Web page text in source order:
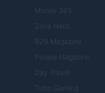
Money 365
Zona Nerd
B2B Magazine
People Magazine
Day Travel
Tutto Gaming